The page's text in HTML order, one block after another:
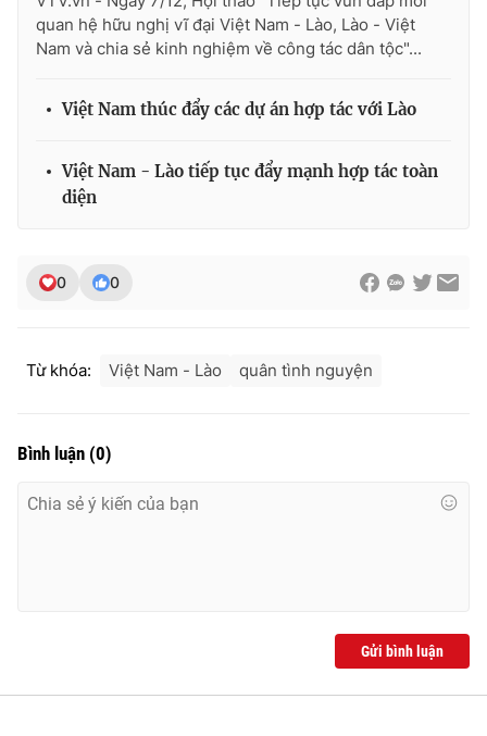
Ðiện thoại Thời báo VTV: 024.66 897 897
Email:toasoan@vtv.vn
® Cấm sao chép dưới mọi hình thức nếu không có sự chấp
quan hệ hữu nghị vĩ đại Việt Nam - Lào, Lào - Việt
Nam và chia sẻ kinh nghiệm về công tác dân tộc"...
Việt Nam thúc đẩy các dự án hợp tác với Lào
Việt Nam - Lào tiếp tục đẩy mạnh hợp tác toàn
diện
0 0
Từ khóa: Việt Nam - Lào quân tình nguyện
Bình luận (0)
Gửi bình luận